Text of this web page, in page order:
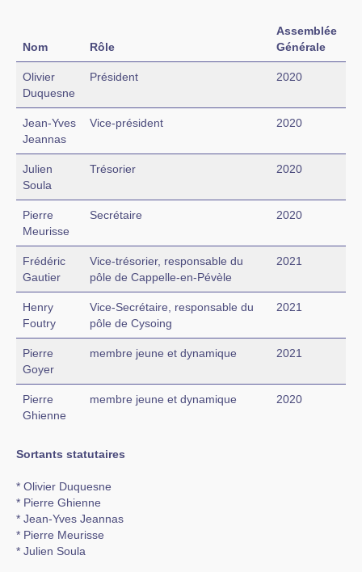
Nom Rôle
Assemblée
Générale
Olivier
Duquesne
Président 2020
Jean-Yves
Jeannas
Vice-président 2020
Julien
Soula
Trésorier 2020
Pierre
Meurisse
Secrétaire 2020
Frédéric
Gautier
Vice-trésorier, responsable du
pôle de Cappelle-en-Pévèle
2021
Henry
Foutry
Vice-Secrétaire, responsable du
pôle de Cysoing
2021
Pierre
Goyer
membre jeune et dynamique 2021
Pierre
Ghienne
membre jeune et dynamique 2020
Sortants statutaires
* Olivier Duquesne
* Pierre Ghienne
* Jean-Yves Jeannas
* Pierre Meurisse
* Julien Soula